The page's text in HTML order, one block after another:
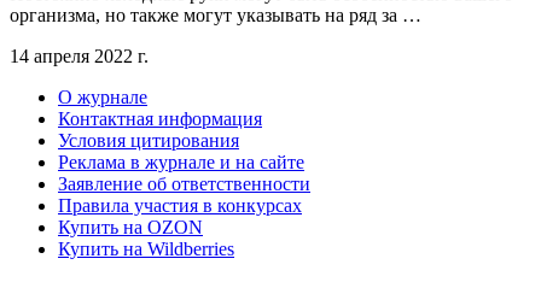
организма, но также могут указывать на ряд за …
14 апреля 2022 г.
О журнале
Контактная информация
Условия цитирования
Реклама в журнале и на сайте
Заявление об ответственности
Правила участия в конкурсах
Купить на OZON
Купить на Wildberries